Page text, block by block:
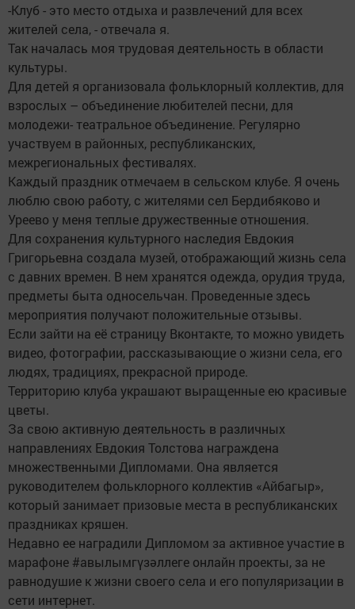
-Клуб - это место отдыха и развлечений для всех
жителей села, - отвечала я.
Так началась моя трудовая деятельность в области
культуры.
Для детей я организовала фольклорный коллектив, для
взрослых – объединение любителей песни, для
молодежи- театральное объединение. Регулярно
участвуем в районных, республиканских,
межрегиональных фестивалях.
Каждый праздник отмечаем в сельском клубе. Я очень
люблю свою работу, с жителями сел Бердибяково и
Уреево у меня теплые дружественные отношения.
Для сохранения культурного наследия Евдокия
Григорьевна создала музей, отображающий жизнь села
с давних времен. В нем хранятся одежда, орудия труда,
предметы быта односельчан. Проведенные здесь
мероприятия получают положительные отзывы.
Если зайти на её страницу Вконтакте, то можно увидеть
видео, фотографии, рассказывающие о жизни села, его
людях, традициях, прекрасной природе.
Территорию клуба украшают выращенные ею красивые
цветы.
За свою активную деятельность в различных
направлениях Евдокия Толстова награждена
множественными Дипломами. Она является
руководителем фольклорного коллектив «Айбагыр»,
который занимает призовые места в республиканских
праздниках кряшен.
Недавно ее наградили Дипломом за активное участие в
марафоне #авылымгүзәллеге онлайн проекты, за не
равнодушие к жизни своего села и его популяризации в
сети интернет.